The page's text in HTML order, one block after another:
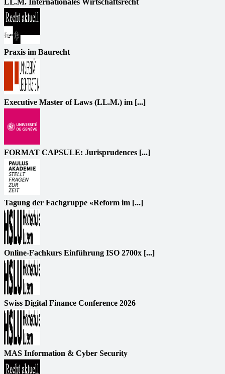
LL.M. Internationales Wirtschaftsrecht
Praxis im Baurecht
Executive Master of Laws (LL.M.) im [...]
FORMAT CAPSULE: Jurisprudences [...]
Tagung der Fachgruppe «Reform im [...]
Online-Fachkurs Einführung ISO 2700x [...]
Swiss Digital Finance Conference 2026
MAS Information & Cyber Security